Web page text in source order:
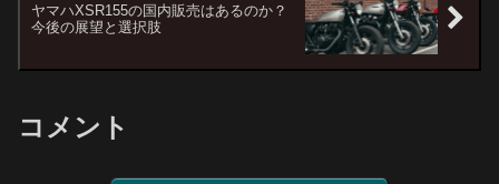
ヤマハXSR155の国内販売はあるのか？
今後の展望と選択肢
コメント